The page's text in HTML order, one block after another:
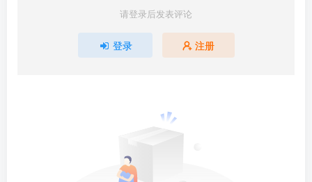
请登录后发表评论
登录 注册